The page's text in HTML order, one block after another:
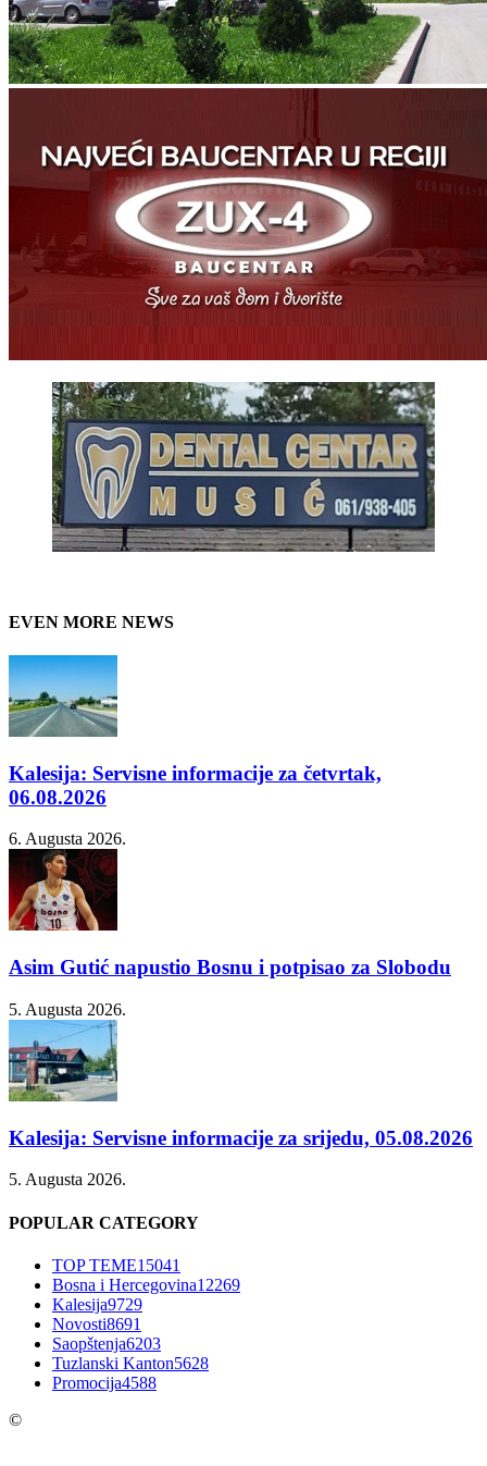
EVEN MORE NEWS
Kalesija: Servisne informacije za četvrtak,
06.08.2026
6. Augusta 2026.
Asim Gutić napustio Bosnu i potpisao za Slobodu
5. Augusta 2026.
Kalesija: Servisne informacije za srijedu, 05.08.2026
5. Augusta 2026.
POPULAR CATEGORY
TOP TEME15041
Bosna i Hercegovina12269
Kalesija9729
Novosti8691
Saopštenja6203
Tuzlanski Kanton5628
Promocija4588
©